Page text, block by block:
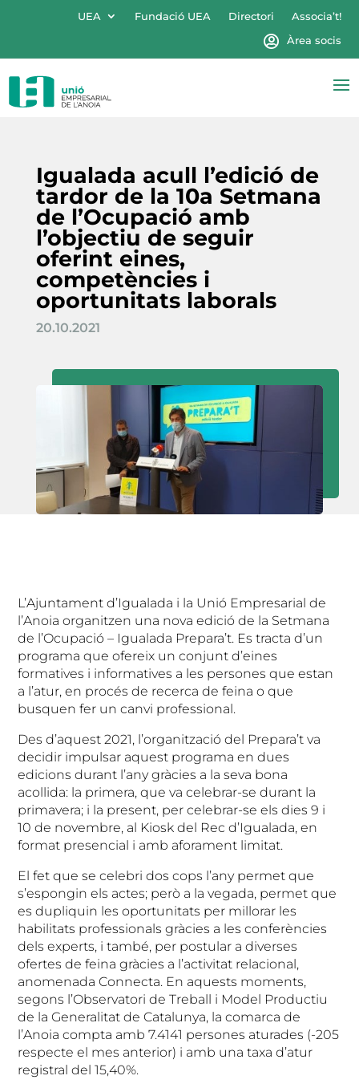
UEA Fundació UEA Directori
Associa’t!
Àrea socis
Igualada acull l’edició de
tardor de la 10a Setmana
de l’Ocupació amb
l’objectiu de seguir
oferint eines,
competències i
oportunitats laborals
20.10.2021
L’Ajuntament d’Igualada i la Unió Empresarial de
l’Anoia organitzen una nova edició de la Setmana
de l’Ocupació – Igualada Prepara’t. Es tracta d’un
programa que ofereix un conjunt d’eines
formatives i informatives a les persones que estan
a l’atur, en procés de recerca de feina o que
busquen fer un canvi professional.
Des d’aquest 2021, l’organització del Prepara’t va
decidir impulsar aquest programa en dues
edicions durant l’any gràcies a la seva bona
acollida: la primera, que va celebrar-se durant la
primavera; i la present, per celebrar-se els dies 9 i
10 de novembre, al Kiosk del Rec d’Igualada, en
format presencial i amb aforament limitat.
El fet que se celebri dos cops l’any permet que
s’espongin els actes; però a la vegada, permet que
es dupliquin les oportunitats per millorar les
habilitats professionals gràcies a les conferències
dels experts, i també, per postular a diverses
ofertes de feina gràcies a l’activitat relacional,
anomenada Connecta. En aquests moments,
segons l’Observatori de Treball i Model Productiu
de la Generalitat de Catalunya, la comarca de
l’Anoia compta amb 7.4141 persones aturades (-205
respecte el mes anterior) i amb una taxa d’atur
registral del 15,40%.